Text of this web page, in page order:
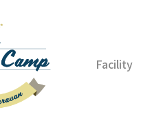
Facility